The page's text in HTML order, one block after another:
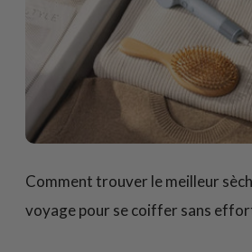
Comment trouver le meilleur
voyage pour se coiffer sans